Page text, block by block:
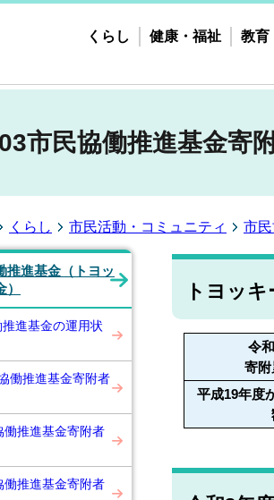
くらし 健康・福祉 教育
03市民協働推進基金寄
くらし 市民活動・コミュニティ 市
推進基金（トヨッ
進基金の運用状
働推進基金寄附者
働推進基金寄附者
働推進基金寄附者
トヨッ
令
寄
平成19年度